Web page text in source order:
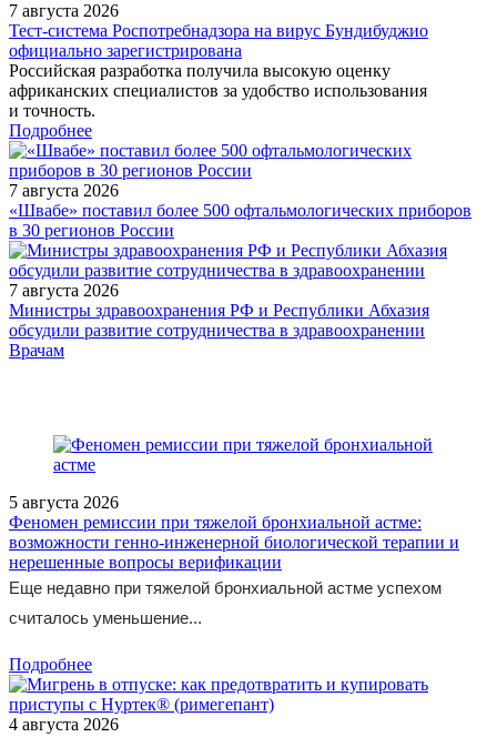
7 августа 2026
Тест‑система Роспотребнадзора на вирус Бундибуджио
официально зарегистрирована
Российская разработка получила высокую оценку
африканских специалистов за удобство использования
и точность.
Подробнее
7 августа 2026
«Швабе» поставил более 500 офтальмологических приборов
в 30 регионов России
7 августа 2026
Министры здравоохранения РФ и Республики Абхазия
обсудили развитие сотрудничества в здравоохранении
/legislation/other/Prikaz-Ministerstva-zdravookhraneniya-
Врачам
5 августа 2026
Феномен ремиссии при тяжелой бронхиальной астме:
возможности генно-инженерной биологической терапии и
нерешенные вопросы верификации
Еще недавно при тяжелой бронхиальной астме успехом
считалось уменьшение...
Подробнее
4 августа 2026